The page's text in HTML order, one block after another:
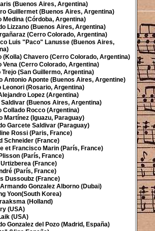
(Buenos Aires, Argentina)
Guillermet (Buenos Aires, Argentina)
Medina (Córdoba, Argentina)
Lizzano (Buenos Aires, Argentina)
(Cerro Colorado, Argentina)
Luis "Paco" Lanusse (Buenos Aires,
(Kolla) Chavero (Cerro Colorado, Argentina)
Vena (Cerro Colorado, Argentina)
Trejo (San Guillermo, Argentina)
Antonio Aponte (Buenos Aires, Argentine)
Leonori (Rosario, Argentina)
Lopez (Argentina)
Saldivar (Buenos Aires, Argentina)
Collado Rocco (Argentina)
Martínez (Iguazu, Paraguay)
Garcete Saldivar (Paraguay)
Rossi (Paris, France)
Schneider (France)
et Francisco Marin (París, France)
(París, France)
Urtizberea (France)
(París, France)
Dussoubz (France)
Gonzalez Alborno (Dubaï)
Yoon(South Korea)
(Holland)
(USA)
(USA)
Gonzalez del Pozo (Madrid, España)